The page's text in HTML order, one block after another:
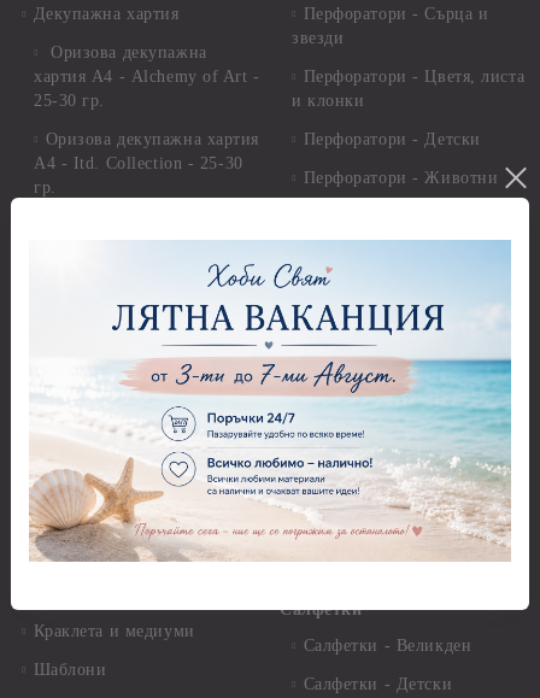
Декупажна хартия
Оризова декупажна
хартия А4 - Alchemy of Art -
25-30 гр.
Оризова декупажна хартия
А4 - Itd. Collection - 25-30
гр.
Декупажна хартия - Други
Вакс пасти
Грунд, Основи, Релефни
Варак, Шлак метал, Фолио,
Пантна
Лакове и защитни покрития
Краклета и медиуми
Шаблони
Перфоратори - Сърца и
звезди
Перфоратори - Цветя, листа
и клонки
Перфоратори - Детски
Перфоратори - Животни
Зимни
Рисуване
Грунд и почистващи
разтвори
Платна за рисуване
Стативи и поставки
Четки и инструменти
Моливи, акварелни
комплекти
Свещи
Салфетки
Салфетки - Великден
Салфетки - Детски